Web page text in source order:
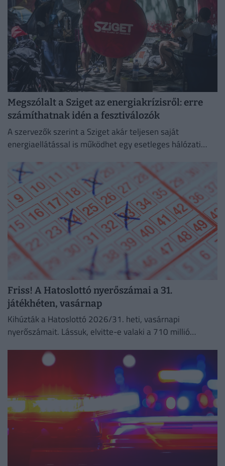
Megszólalt a Sziget az energiakrízisről: erre
számíthatnak idén a fesztiválozók
A szervezők szerint a Sziget akár teljesen saját
energiaellátással is működhet egy esetleges hálózati
Friss! A Hatoslottó nyerőszámai a 31.
játékhéten, vasárnap
Kihúzták a Hatoslottó 2026/31. heti, vasárnapi
nyerőszámait. Lássuk, elvitte-e valaki a 710 millió